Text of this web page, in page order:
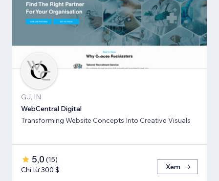
GJ, IN
WebCentral Digital
Transforming Website Concepts Into Creative Visuals
5,0 (15)
Chỉ từ 300 $
Xem